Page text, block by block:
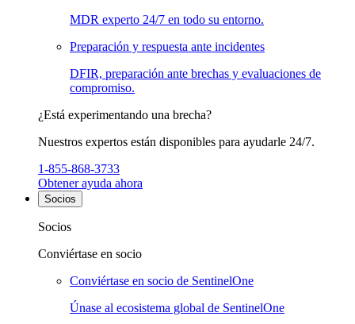
MDR experto 24/7 en todo su entorno.
Preparación y respuesta ante incidentes
DFIR, preparación ante brechas y evaluaciones de
compromiso.
¿Está experimentando una brecha?
Nuestros expertos están disponibles para ayudarle 24/7.
1-855-868-3733
Obtener ayuda ahora
Socios
Socios
Conviértase en socio
Conviértase en socio de SentinelOne
Únase al ecosistema global de SentinelOne